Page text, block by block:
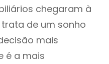
chegaram à
de um sonho
mais
é a mais